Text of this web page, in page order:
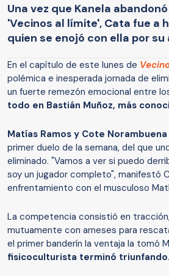
Una vez que Kanela
'Vecinos al límite', Cata fue a
quien se enojó con ella por
En el capítulo de este lunes de
polémica e inesperada jornada de
un fuerte remezón emocional entre
todo en Bastián Muñoz, más
Matías Ramos y Cote Norambuena
primer duelo de la semana, del que
eliminado. "Vamos a ver si puedo
soy un jugador completo", manifestó
enfrentamiento con el musculoso
La competencia consistió en
mutuamente con arneses para
el primer banderín la ventaja la tomó
fisicoculturista terminó triunfando.